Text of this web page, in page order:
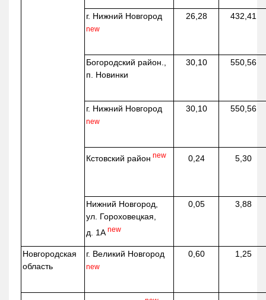
г. Нижний Новгород
new
26,28 432,41
Богородский район.,
п. Новинки
30,10 550,56
г. Нижний Новгород
new
30,10 550,56
Кстовский район new 0,24 5,30
Нижний Новгород,
ул. Гороховецкая,
д. 1А new
0,05 3,88
Новгородская
область
г. Великий Новгород
new
0,60 1,25